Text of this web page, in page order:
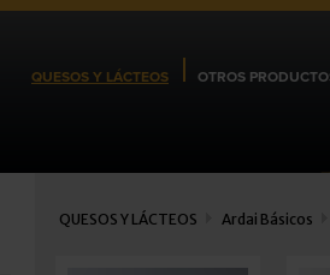
QUESOS Y LÁCTEOS OTROS
QUESOS Y LÁCTEOS Ardai Básicos